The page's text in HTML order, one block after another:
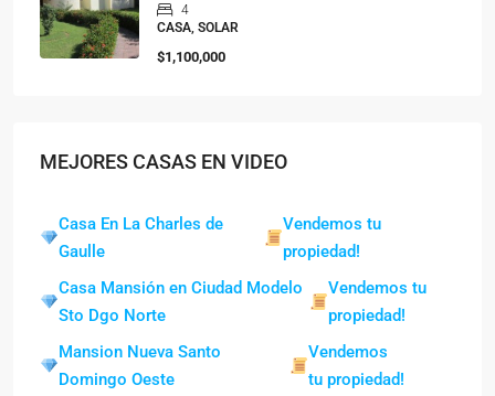
4
CASA, SOLAR
$1,100,000
MEJORES CASAS EN VIDEO
Casa En La Charles de
Gaulle
Vendemos tu
propiedad!
Casa Mansión en Ciudad Modelo
Sto Dgo Norte
Vendemos tu
propiedad!
Mansion Nueva Santo
Domingo Oeste
Vendemos
tu propiedad!